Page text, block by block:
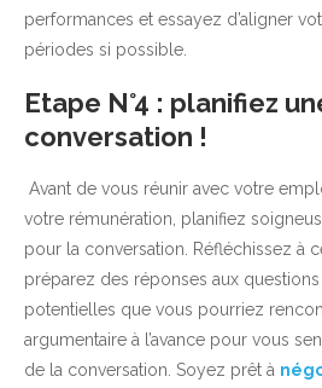
performances et essayez d’aligner
périodes si possible.
Etape N°4 : planifiez
conversation !
Avant de vous réunir avec votre
votre rémunération, planifiez
pour la conversation. Réfléchissez à
préparez des réponses aux
potentielles que vous pourriez
argumentaire à l’avance pour vous
de la conversation. Soyez prêt à